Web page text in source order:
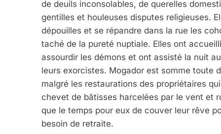
de deuils inconsolables, de querelles
gentilles et houleuses disputes religieuses.
dépouilles et se répandre dans la rue les
taché de la pureté nuptiale. Elles ont
assourdir les démons et ont assisté la nuit
leurs exorcistes. Mogador est somme toute
malgré les restaurations des propriétaires
chevet de bâtisses harcelées par le vent et
que le temps pour eux de couver leur rêve
besoin de retraite.